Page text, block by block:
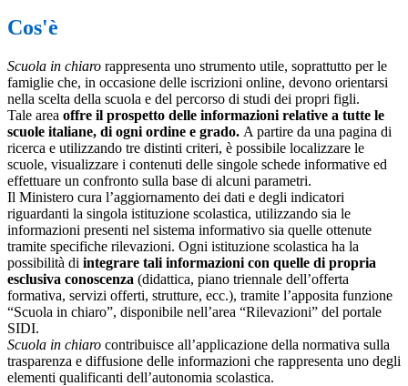
Cos'è
Scuola in chiaro rappresenta uno strumento utile, soprattutto per le
famiglie che, in occasione delle iscrizioni online, devono orientarsi
nella scelta della scuola e del percorso di studi dei propri figli.
Tale area offre il prospetto delle informazioni relative a tutte le
scuole italiane, di ogni ordine e grado. A partire da una pagina di
ricerca e utilizzando tre distinti criteri, è possibile localizzare le
scuole, visualizzare i contenuti delle singole schede informative ed
effettuare un confronto sulla base di alcuni parametri.
Il Ministero cura l’aggiornamento dei dati e degli indicatori
riguardanti la singola istituzione scolastica, utilizzando sia le
informazioni presenti nel sistema informativo sia quelle ottenute
tramite specifiche rilevazioni. Ogni istituzione scolastica ha la
possibilità di integrare tali informazioni con quelle di propria
esclusiva conoscenza (didattica, piano triennale dell’offerta
formativa, servizi offerti, strutture, ecc.), tramite l’apposita funzione
“Scuola in chiaro”, disponibile nell’area “Rilevazioni” del portale
SIDI.
Scuola in chiaro contribuisce all’applicazione della normativa sulla
trasparenza e diffusione delle informazioni che rappresenta uno degli
elementi qualificanti dell’autonomia scolastica.